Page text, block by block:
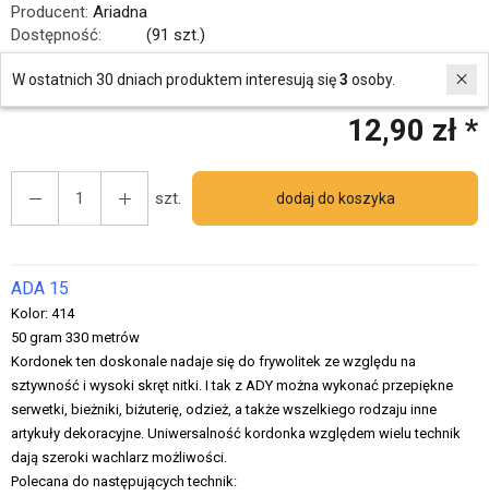
Producent: Ariadna
Dostępność:
(91 szt.)
Historia ceny
12,90 zł *
szt. dodaj do koszyka
ADA 15
Kolor: 414
50 gram 330 metrów
Kordonek ten doskonale nadaje się do frywolitek ze względu na
sztywność i wysoki skręt nitki. I tak z ADY można wykonać przepiękne
serwetki, bieżniki, biżuterię, odzież, a także wszelkiego rodzaju inne
artykuły dekoracyjne. Uniwersalność kordonka względem wielu technik
dają szeroki wachlarz możliwości.
Polecana do następujących technik:
W ostatnich 30 dniach produktem interesują się3 osoby.